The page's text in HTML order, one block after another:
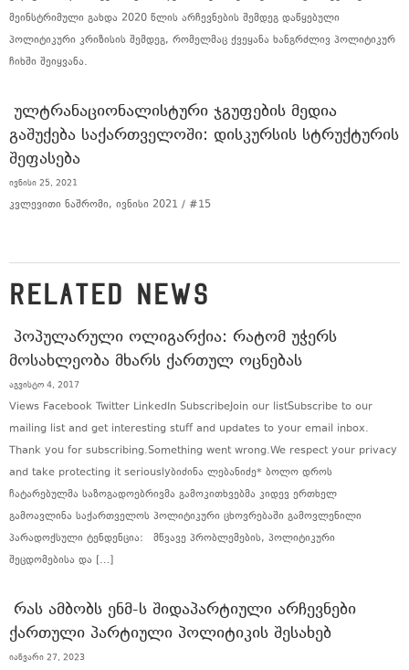
მეინსტრიმული გახდა 2020 წლის არჩევნების შემდეგ დაწყებული
პოლიტიკური კრიზისის შემდეგ, რომელმაც ქვეყანა ხანგრძლივ პოლიტიკურ
ჩიხში შეიყვანა.
ᲣᲚᲢᲠᲐᲜᲐᲪᲘᲝᲜᲐᲚᲘᲡᲢᲣᲠᲘ ᲯᲒᲣᲤᲔᲑᲘᲡ ᲛᲔᲓᲘᲐ
ᲒᲐᲨᲣᲥᲔᲑᲐ ᲡᲐᲥᲐᲠᲗᲕᲔᲚᲝᲨᲘ: ᲓᲘᲡᲙᲣᲠᲡᲘᲡ ᲡᲢᲠᲣᲥᲢᲣᲠᲘᲡ
ᲨᲔᲤᲐᲡᲔᲑᲐ
ივნისი 25, 2021
კვლევითი ნაშრომი, ივნისი 2021 / #15
RELATED NEWS
ᲞᲝᲞᲣᲚᲐᲠᲣᲚᲘ ᲝᲚᲘᲒᲐᲠᲥᲘᲐ: ᲠᲐᲢᲝᲛ ᲣᲭᲔᲠᲡ
ᲛᲝᲡᲐᲮᲚᲔᲝᲑᲐ ᲛᲮᲐᲠᲡ ᲥᲐᲠᲗᲣᲚ ᲝᲪᲜᲔᲑᲐᲡ
აგვისტო 4, 2017
Views Facebook Twitter LinkedIn SubscribeJoin our listSubscribe to our
mailing list and get interesting stuff and updates to your email inbox.
Thank you for subscribing.Something went wrong.We respect your privacy
and take protecting it seriouslyბიძინა ლებანიძე* ბოლო დროს
ჩატარებულმა საზოგადოებრივმა გამოკითხვებმა კიდევ ერთხელ
გამოავლინა საქართველოს პოლიტიკური ცხოვრებაში გამოვლენილი
პარადოქსული ტენდენცია: მწვავე პრობლემების, პოლიტიკური
შეცდომებისა და […]
ᲠᲐᲡ ᲐᲛᲑᲝᲑᲡ ᲔᲜᲛ-Ს ᲨᲘᲓᲐᲞᲐᲠᲢᲘᲣᲚᲘ ᲐᲠᲩᲔᲕᲜᲔᲑᲘ
ᲥᲐᲠᲗᲣᲚᲘ ᲞᲐᲠᲢᲘᲣᲚᲘ ᲞᲝᲚᲘᲢᲘᲙᲘᲡ ᲨᲔᲡᲐᲮᲔᲑ
იანვარი 27, 2023